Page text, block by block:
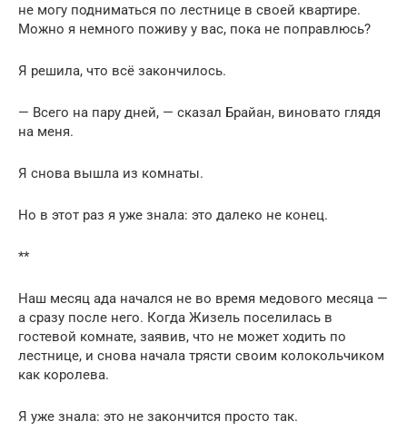
не могу подниматься по лестнице в своей квартире.
Можно я немного поживу у вас, пока не поправлюсь?
Я решила, что всё закончилось.
— Всего на пару дней, — сказал Брайан, виновато глядя
на меня.
Я снова вышла из комнаты.
Но в этот раз я уже знала: это далеко не конец.
**
Наш месяц ада начался не во время медового месяца —
а сразу после него. Когда Жизель поселилась в
гостевой комнате, заявив, что не может ходить по
лестнице, и снова начала трясти своим колокольчиком
как королева.
Я уже знала: это не закончится просто так.